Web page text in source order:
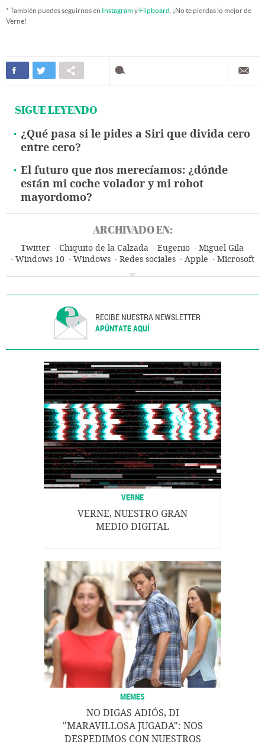
* También puedes seguirnos en Instagramy Flipboard . ¡No te pierdas lo mejor de
Verne!
SIGUE LEYENDO
¿Qué pasa si le pides a Siri que divida cero
entre cero?
El futuro que nos merecíamos: ¿dónde
están mi coche volador y mi robot
mayordomo?
ARCHIVADO EN:
Twitter Chiquito de la Calzada Eugenio
Miguel Gila
Windows 10
Windows Redes sociales Apple
Microsoft
RECIBE NUESTRA NEWSLETTER
APÚNTATE AQUÍ
VERNE
VERNE, NUESTRO GRAN
MEDIO DIGITAL
MEMES
NO DIGAS ADIÓS, DI
"MARAVILLOSA JUGADA": NOS
DESPEDIMOS CON NUESTROS